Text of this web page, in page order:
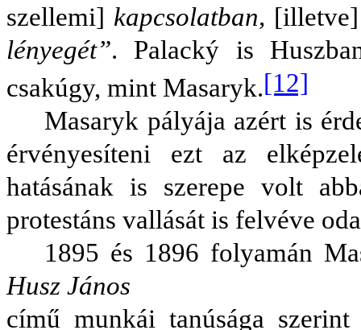
szellemi] kapcsolatban,
lényegét”. Palacký is
csakúgy, mint Masaryk.[12]
Masaryk pályája azért is
érvényesíteni ezt az
hatásának is szerepe volt
protestáns vallását is felvéve
1895 és 1896 folyamán
Husz János
című munkái tanúsága